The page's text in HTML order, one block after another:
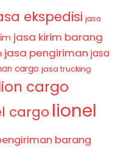
ekspedisi jasa
jasa kirim barang
jasa pengiriman jasa
cargo jasa trucking
cargo
cargo lionel
barang